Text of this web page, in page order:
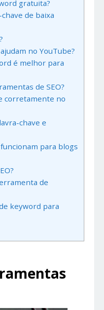
gratuita?
de baixa
no YouTube?
é melhor para
de SEO?
corretamente no
chave e
para blogs
de
keyword para